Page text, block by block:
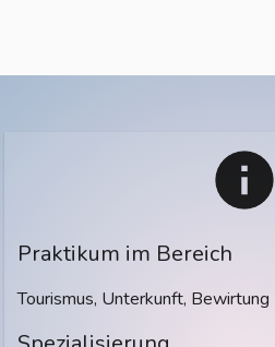
Praktikum im Bereich
Tourismus, Unterkunft, Bewirtung